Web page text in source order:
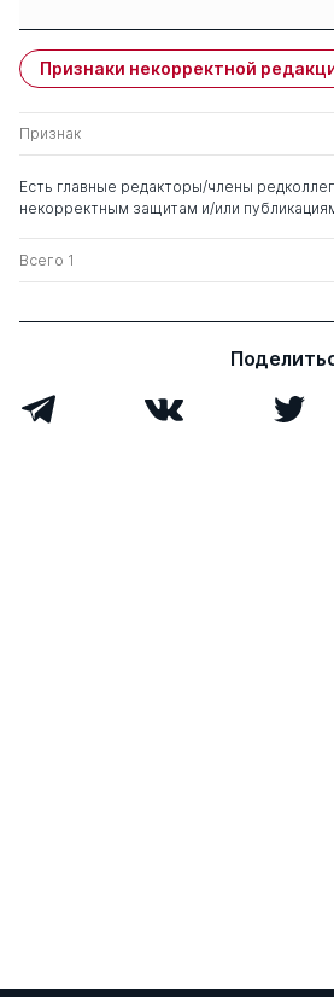
Ребров Андрей
Петрович
д. мед. н.
Александровна
Сычев Дмитрий
Алексеевич
Признаки некорректной
Признак
Есть главные редакторы/члены
некорректным защитам и/или
Всего 1